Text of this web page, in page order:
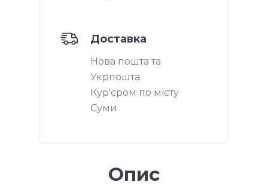
Доставка
Нова пошта та
Укрпошта.
Кур'єром по місту
Суми
Опис